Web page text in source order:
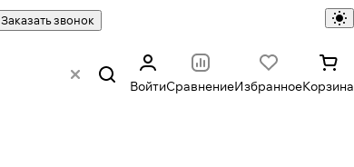
Заказать звонок
ВойтиСравнениеИзбранноеКорзина